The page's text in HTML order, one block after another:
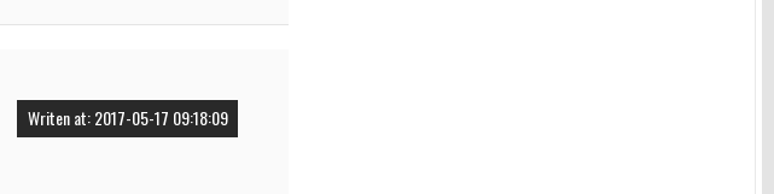
Writen at: 2017-05-17 09:18:09